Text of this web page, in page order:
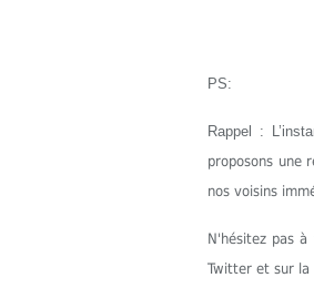
PS:
Rappel :
proposons une
nos voisins
N'hésitez pas
Twitter et sur la